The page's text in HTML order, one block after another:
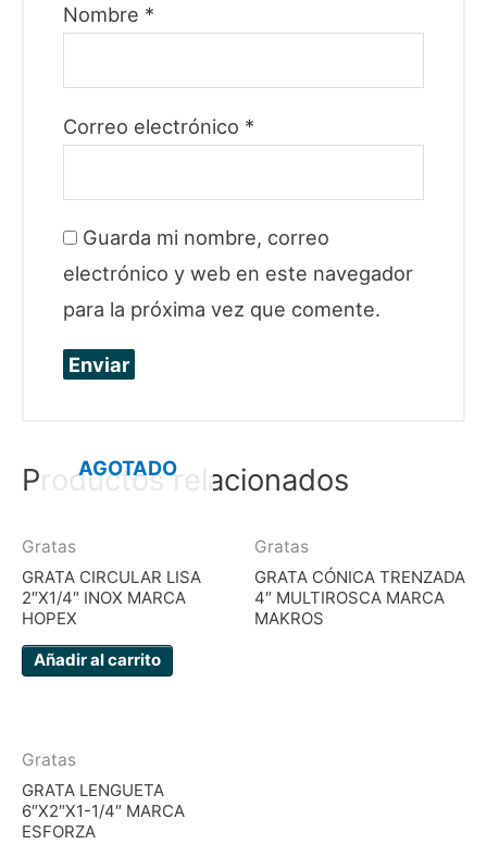
Nombre *
Correo electrónico *
Guarda mi nombre, correo
electrónico y web en este navegador
para la próxima vez que comente.
Productos relacionados
AGOTADO
Gratas
GRATA CIRCULAR LISA
2″X1/4″ INOX MARCA
HOPEX
Añadir al carrito
Gratas
GRATA CÓNICA TRENZADA
4″ MULTIROSCA MARCA
MAKROS
Gratas
GRATA LENGUETA
6″X2″X1-1/4″ MARCA
ESFORZA